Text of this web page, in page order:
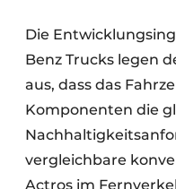
Die
Benz Trucks legen
aus, dass das
Komponenten die
vergleichbare
Actros im